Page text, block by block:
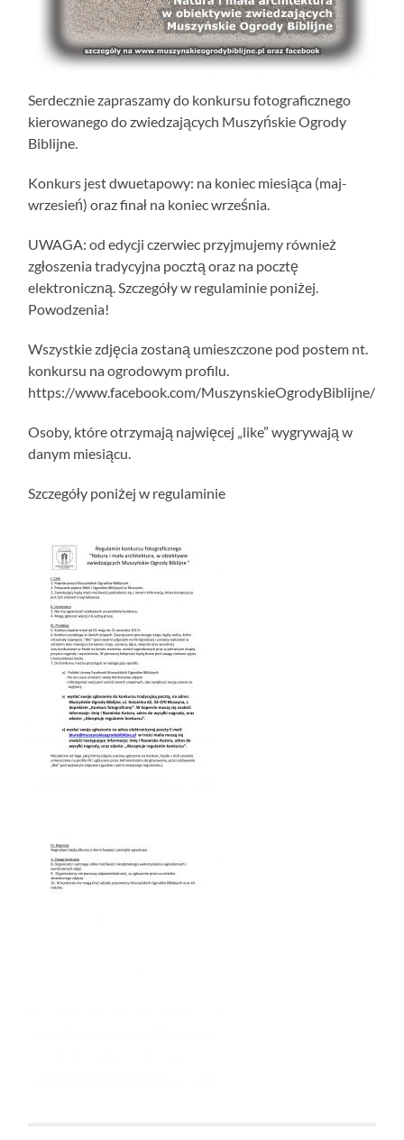
Serdecznie zapraszamy do konkursu fotograficznego
kierowanego do zwiedzających Muszyńskie Ogrody
Biblijne.
Konkurs jest dwuetapowy: na koniec miesiąca (maj-
wrzesień) oraz finał na koniec września.
UWAGA: od edycji czerwiec przyjmujemy również
zgłoszenia tradycyjna pocztą oraz na pocztę
elektroniczną. Szczegóły w regulaminie poniżej.
Powodzenia!
Wszystkie zdjęcia zostaną umieszczone pod postem nt.
konkursu na ogrodowym profilu.
https://www.facebook.com/MuszynskieOgrodyBiblijne/
Osoby, które otrzymają najwięcej „like” wygrywają w
danym miesiącu.
Szczegóły poniżej w regulaminie